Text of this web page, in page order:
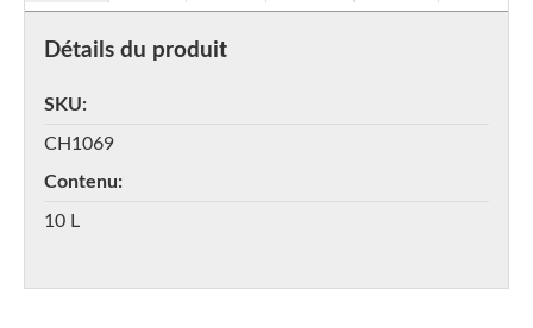
Détails du produit
SKU
CH1069
Contenu
10 L